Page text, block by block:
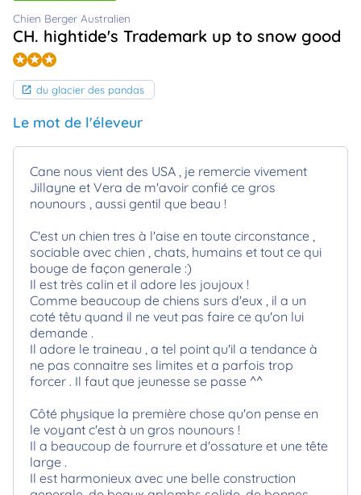
Connexion
Chien Berger Australien
CH. hightide's Trademark up to snow good
du glacier des pandas
Le mot de l'éleveur
Cane nous vient des USA , je remercie vivement
Jillayne et Vera de m'avoir confié ce gros
nounours , aussi gentil que beau !
C'est un chien tres à l'aise en toute circonstance ,
sociable avec chien , chats, humains et tout ce qui
bouge de façon generale :)
Il est très calin et il adore les joujoux !
Comme beaucoup de chiens surs d'eux , il a un
coté têtu quand il ne veut pas faire ce qu'on lui
demande .
Il adore le traineau , a tel point qu'il a tendance à
ne pas connaitre ses limites et a parfois trop
forcer . Il faut que jeunesse se passe ^^
Côté physique la première chose qu'on pense en
le voyant c'est à un gros nounours !
Il a beaucoup de fourrure et d'ossature et une tête
large .
Il est harmonieux avec une belle construction